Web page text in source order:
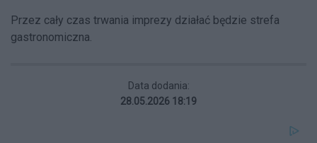
Przez cały czas trwania imprezy działać będzie strefa
gastronomiczna.
Data dodania:
28.05.2026 18:19